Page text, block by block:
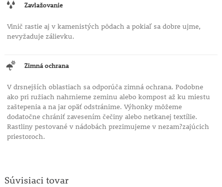
Zavlažovanie
Vinič rastie aj v kamenistých pôdach a pokiaľ sa dobre ujme,
nevyžaduje zálievku.
Zimná ochrana
V drsnejších oblastiach sa odporúča zimná ochrana. Podobne
ako pri ružiach nahrnieme zeminu alebo kompost až ku miestu
zaštepenia a na jar opäť odstránime. Výhonky môžeme
dodatočne chrániť zavesením čečiny alebo netkanej textílie.
Rastliny pestované v nádobách prezimujeme v nezam?zajúcich
priestoroch.
Súvisiaci tovar